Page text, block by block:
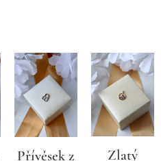
Přívěsek z
Zlatý